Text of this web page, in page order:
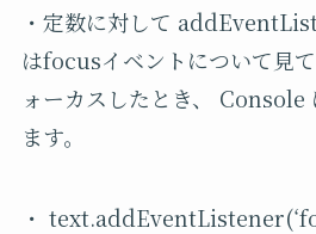
・定数に対して
はfocusイベントについて見
ォーカスしたとき、
ます。
・